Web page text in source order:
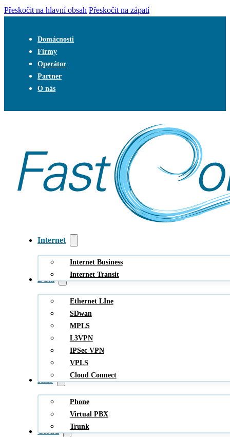
Přeskočit na hlavní obsah Přeskočit na zápatí
Domácnosti
Firmy
Operátor
Partner
O nás
Internet
Internet Business
Internet Transit
Data
Ethernet LIne
SDwan
MPLS
L3VPN
IPSec VPN
VPLS
Cloud Connect
Hlas
Phone
Virtual PBX
Trunk
Cloud